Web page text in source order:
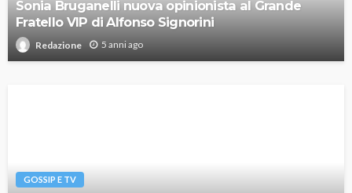
Sonia Bruganelli nuova opinionista al Grande
Fratello VIP di Alfonso Signorini
Redazione 5 anni ago
GOSSIP E TV